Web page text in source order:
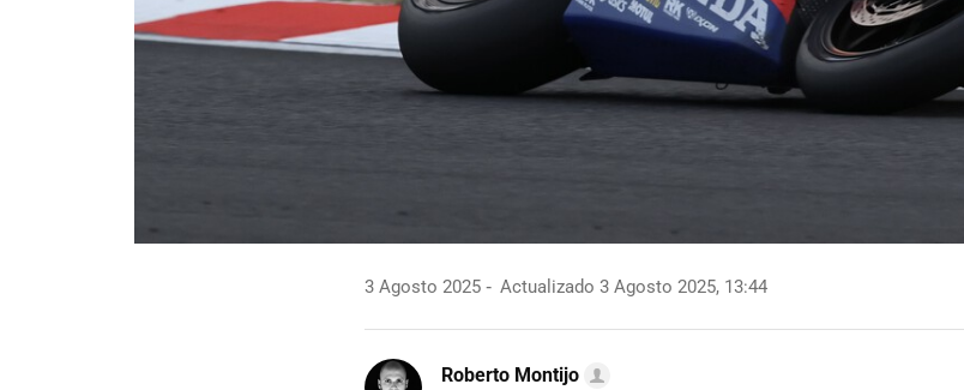
3 Agosto 2025 Actualizado 3 Agosto 2025, 13:44
Roberto Montijo